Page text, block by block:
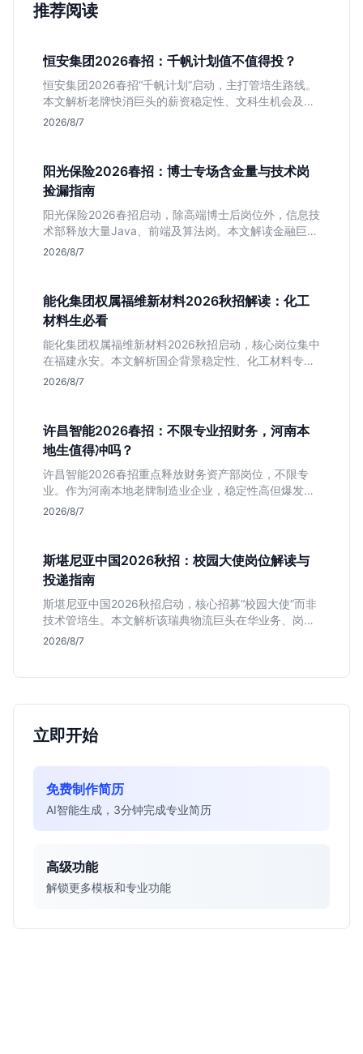
推荐阅读
恒安集团2026春招：千帆计划值不值得投？
恒安集团2026春招“千帆计划”启动，主打管培生路线。
本文解析老牌快消巨头的薪资稳定性、文科生机会及决
策链条长的局限，帮你判断是否值得投递。
2026/8/7
阳光保险2026春招：博士专场含金量与技术岗
捡漏指南
阳光保险2026春招启动，除高端博士后岗位外，信息技
术部释放大量Java、前端及算法岗。本文解读金融巨头
校招门槛，分析技术岗需求与投递价值，助你快速判断
2026/8/7
能化集团权属福维新材料2026秋招解读：化工
材料生必看
能化集团权属福维新材料2026秋招启动，核心岗位集中
在福建永安。本文解析国企背景稳定性、化工材料专业
匹配度及工作地点限制，助理工科生判断是否值得投
2026/8/7
许昌智能2026春招：不限专业招财务，河南本
地生值得冲吗？
许昌智能2026春招重点释放财务资产部岗位，不限专
业。作为河南本地老牌制造业企业，稳定性高但爆发涨
薪机会少。适合想在本地积累工业场景经验的应届生。
2026/8/7
斯堪尼亚中国2026秋招：校园大使岗位解读与
投递指南
斯堪尼亚中国2026秋招启动，核心招募“校园大使”而非
技术管培生。本文解析该瑞典物流巨头在华业务、岗位
真实职责及不限专业背后的竞争逻辑，助你判断是否值
2026/8/7
立即开始
免费制作简历
AI智能生成，3分钟完成专业简历
高级功能
解锁更多模板和专业功能